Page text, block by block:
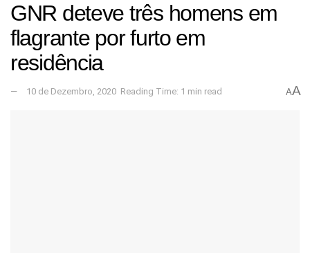
GNR deteve três homens em
flagrante por furto em
residência
10 de Dezembro, 2020 Reading Time: 1 min read AA